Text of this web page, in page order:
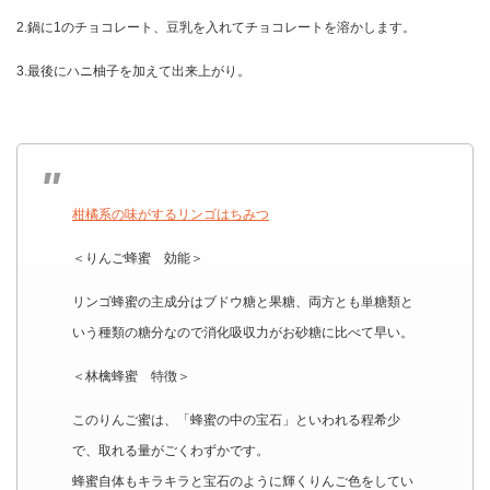
2.鍋に1のチョコレート、豆乳を入れてチョコレートを溶かします。
3.最後にハニ柚子を加えて出来上がり。
柑橘系の味がするリンゴはちみつ
＜りんご蜂蜜 効能＞
リンゴ蜂蜜の主成分はブドウ糖と果糖、両方とも単糖類と
いう種類の糖分なので消化吸収力がお砂糖に比べて早い。
＜林檎蜂蜜 特徴＞
このりんご蜜は、「蜂蜜の中の宝石」といわれる程希少
で、取れる量がごくわずかです。
蜂蜜自体もキラキラと宝石のように輝くりんご色をしてい